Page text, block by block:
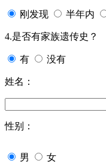
刚发现 半年内
4.是否有家族遗传史？
有 没有
姓名：
性别：
男 女